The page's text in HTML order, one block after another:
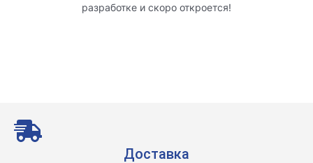
разработке и скоро откроется!
Доставка